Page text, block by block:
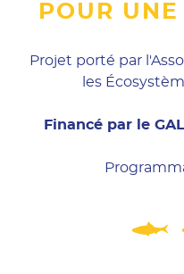
POUR
Projet porté par
les
Financé par le